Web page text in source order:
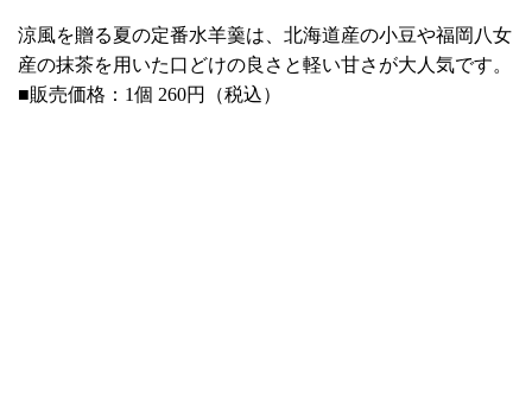
涼風を贈る夏の定番水羊羹は、北海道産の小豆や福岡八女
産の抹茶を用いた口どけの良さと軽い甘さが大人気です。
■販売価格：1個 260円（税込）